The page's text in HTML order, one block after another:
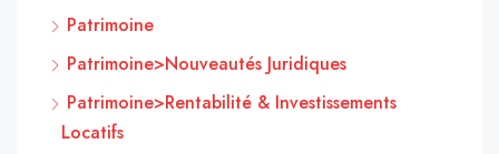
Patrimoine
Patrimoine>Nouveautés Juridiques
Patrimoine>Rentabilité & Investissements
Locatifs